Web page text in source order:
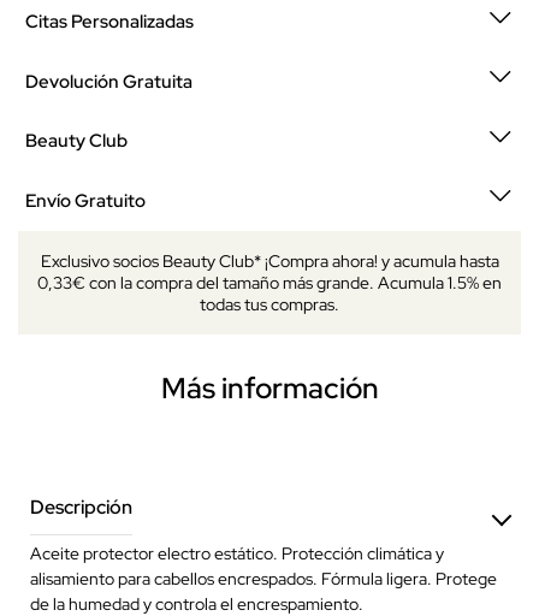
Citas Personalizadas
Devolución Gratuita
Beauty Club
Envío Gratuito
Exclusivo socios Beauty Club* ¡Compra ahora! y acumula hasta
0,33€ con la compra del tamaño más grande. Acumula 1.5% en
todas tus compras.
Más información
Descripción
Aceite protector electro estático. Protección climática y
alisamiento para cabellos encrespados. Fórmula ligera. Protege
de la humedad y controla el encrespamiento.